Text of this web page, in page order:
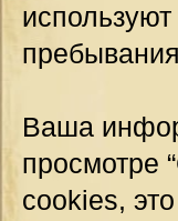
Ваша
просмотре
cookies,